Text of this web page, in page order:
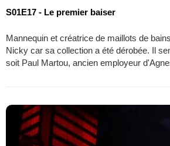
S01E17 - Le premier baiser
Mannequin et créatrice de maillots de
Nicky car sa collection a été dérobée. Il
soit Paul Martou, ancien employeur